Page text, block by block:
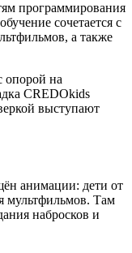
программирования
сочетается с
а также
опорой на
CREDOkids
выступают
анимации: дети от
мультфильмов. Там
набросков и